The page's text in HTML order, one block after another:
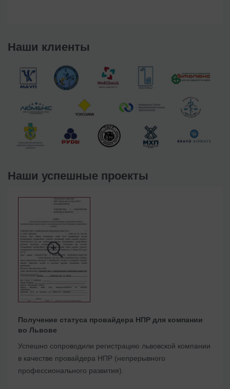
Наши клиенты
Наши успешные проекты
Получение статуса провайдера НПР для компании
во Львове
Успешно сопроводили регистрацию львовской компании
в качестве провайдера НПР (непрерывного
профессионального развития).